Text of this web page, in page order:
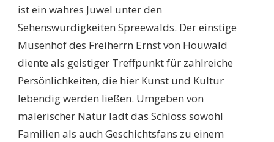
ist ein wahres Juwel unter den
Sehenswürdigkeiten Spreewalds. Der einstige
Musenhof des Freiherrn Ernst von Houwald
diente als geistiger Treffpunkt für zahlreiche
Persönlichkeiten, die hier Kunst und Kultur
lebendig werden ließen. Umgeben von
malerischer Natur lädt das Schloss sowohl
Familien als auch Geschichtsfans zu einem